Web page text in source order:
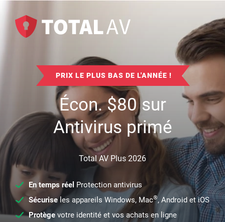
PRIX LE PLUS BAS DE L'ANNÉE !
Écon.$80sur
Antivirus primé
Total AV Plus 2026
En temps réel Protection antivirus
Sécuriseles appareils Windows, Mac®, Android et iOS
Protège votre identité et vos achats en ligne